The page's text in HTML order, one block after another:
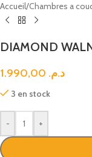
Accueil/Chambres a
DIAMOND
د.م.
3 en stock
- +